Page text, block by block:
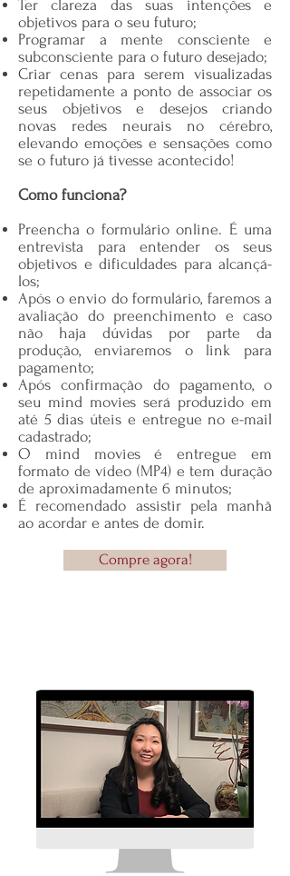
Ter clareza das suas intenções e
objetivos para o seu futuro;
Programar a mente consciente e
subconsciente para o futuro desejado;
Criar cenas para serem visualizadas
repetidamente a ponto de associar os
seus objetivos e desejos criando
novas redes neurais no cérebro,
elevando emoções e sensações como
se o futuro já tivesse acontecido!
Como funciona?
Preencha o formulário online. É uma
entrevista para entender os seus
objetivos e dificuldades para alcançá-
los;
Após o envio do formulário, faremos a
avaliação do preenchimento e caso
não haja dúvidas por parte da
produção, enviaremos o link para
pagamento;
Após confirmação do pagamento, o
seu mind movies será produzido em
até 5 dias úteis e entregue no e-mail
cadastrado;
O mind movies é entregue em
formato de vídeo (MP4) e tem duração
de aproximadamente 6 minutos;
É recomendado assistir pela manhã
ao acordar e antes de domir.
Compre agora!